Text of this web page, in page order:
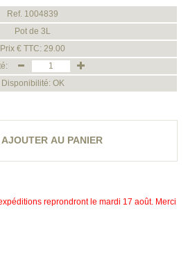
Ref. 1004839
Pot de 3L
Prix € TTC: 29.00
Disponibilité: OK
AJOUTER AU PANIER
reprondront le mardi 17 août. Merci